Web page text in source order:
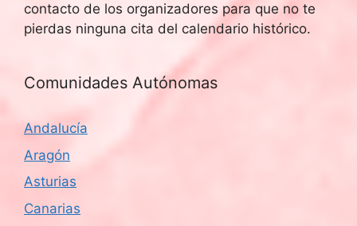
contacto de los organizadores para que no te
pierdas ninguna cita del calendario histórico.
Comunidades Autónomas
Andalucía
Aragón
Asturias
Canarias